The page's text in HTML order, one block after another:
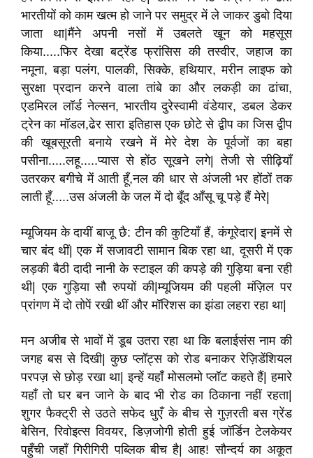
भारतीयों को काम खत्म हो जाने पर समुद्र में ले जाकर डुबो दिया
जाता था|मैंने अपनी नसों में उबलते खून को महसूस
किया.....फिर देखा बट्रेंड फ्रांसिस की तस्वीर, जहाज का
नमूना, बड़ा पलंग, पालकी, सिक्के, हथियार, मरीन लाइफ को
सुरक्षा प्रदान करने वाला तांबे का और लकड़ी का ढांचा,
एडमिरल लॉर्ड नेल्सन, भारतीय दुरेस्वामी वंडेयार, डबल डेकर
ट्रेन का मॉडल,ढेर सारा इतिहास एक छोटे से द्वीप का जिस द्वीप
की खूबसूरती बनाये रखने में मेरे देश के पूर्वजों का बहा
पसीना.....लहू.....प्यास से होंठ सूखने लगे| तेजी से सीढ़ियाँ
उतरकर बगीचे में आती हूँ,नल की धार से अंजली भर होंठों तक
लाती हूँ.....उस अंजली के जल में दो बूँद आँसू चू पड़े हैं मेरे|
म्यूजियम के दायीं बाजू छै: टीन की कुटियाँ हैं, कंगूरेदार| इनमें से
चार बंद थीं| एक में सजावटी सामान बिक रहा था, दूसरी में एक
लड़की बैठी दादी नानी के स्टाइल की कपड़े की गुड़िया बना रही
थी| एक गुड़िया सौ रुपयों की|म्यूजियम की पहली मंज़िल पर
प्रांगण में दो तोपें रखी थीं और मॉरिशस का झंडा लहरा रहा था|
मन अजीब से भावों में डूब उतरा रहा था कि बलाईसंस नाम की
जगह बस से दिखी| कुछ प्लॉट्स को रोड बनाकर रेज़िडेंशियल
परपज़ से छोड़ रखा था| इन्हें यहाँ मोसलमो प्लॉट कहते हैं| हमारे
यहाँ तो घर बन जाने के बाद भी रोड का ठिकाना नहीं रहता|
शुगर फैक्ट्री से उठते सफेद धुएँ के बीच से गुज़रती बस ग्रेंड
बेसिन, रिवोइत्स विवयर, डिज़जोगी होती हुई जॉर्डिन टेलकेयर
पहुँची जहाँ गिरीगिरी पब्लिक बीच है| आह! सौन्दर्य का अकूत